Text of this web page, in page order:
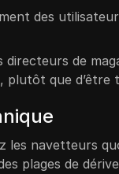
des
directeurs de
que d’être
les navetteurs
plages de